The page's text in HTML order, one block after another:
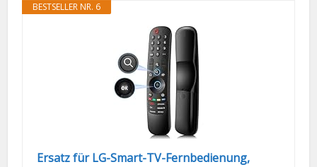
BESTSELLER NR. 6
Ersatz für LG-Smart-TV-Fernbedienung,